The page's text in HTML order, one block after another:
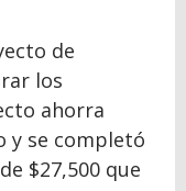
de
los
ahorra
y se completó
$27,500 que